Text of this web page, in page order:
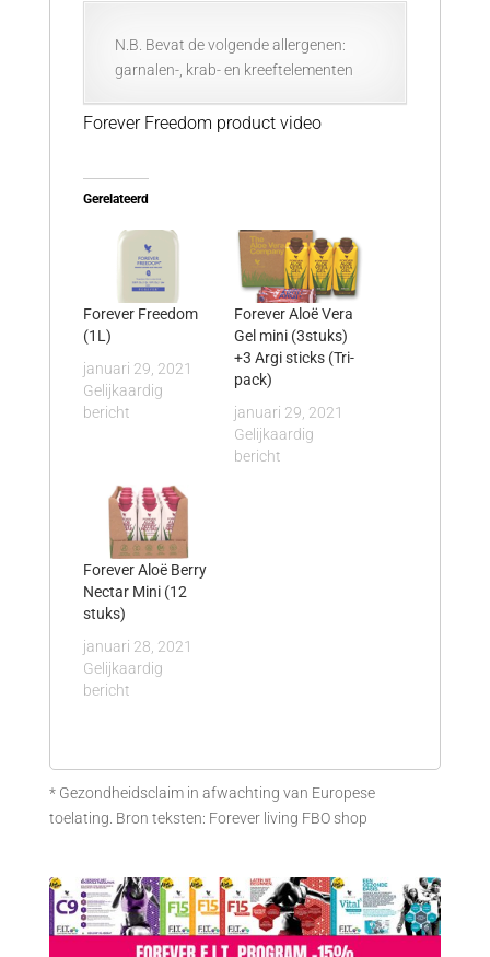
N.B. Bevat de volgende allergenen:
garnalen-, krab- en kreeftelementen
Forever Freedom product video
Gerelateerd
Forever Freedom
(1L)
januari 29, 2021
Gelijkaardig
bericht
Forever Aloë Vera
Gel mini (3stuks)
+3 Argi sticks (Tri-
pack)
januari 29, 2021
Gelijkaardig
bericht
Forever Aloë Berry
Nectar Mini (12
stuks)
januari 28, 2021
Gelijkaardig
bericht
* Gezondheidsclaim in afwachting van Europese
toelating. Bron teksten: Forever living FBO shop